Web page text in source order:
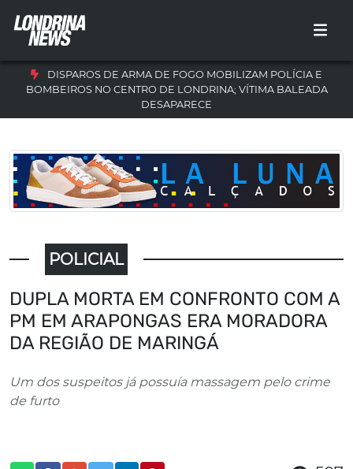
DISPAROS DE ARMA DE FOGO MOBILIZAM POLÍCIA E
BOMBEIROS NO CENTRO DE LONDRINA; VÍTIMA BALEADA
DESAPARECE
POLICIAL
DUPLA MORTA EM CONFRONTO COM A
PM EM ARAPONGAS ERA MORADORA
DA REGIÃO DE MARINGÁ
Um dos suspeitos já possuía massagem pelo crime
de furto